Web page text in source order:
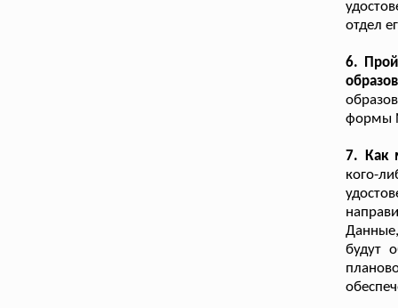
отдел
6.
формы
7. Как
кого-
будут